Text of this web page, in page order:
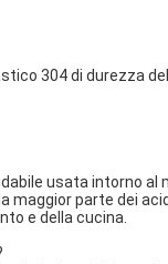
304 di durezza
usata intorno al
parte dei
e della cucina.